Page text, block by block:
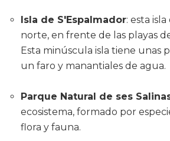
Isla de S'Espalmador: esta
norte, en frente de las playas
Esta minúscula isla tiene unas
un faro y manantiales de agua.
Parque Natural de ses
ecosistema, formado por
flora y fauna.